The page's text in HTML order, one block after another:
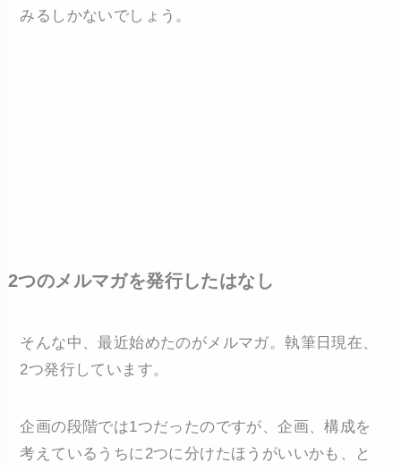
みるしかないでしょう。
2つのメルマガを発行したはなし
そんな中、最近始めたのがメルマガ。執筆日現在、
2つ発行しています。
企画の段階では1つだったのですが、企画、構成を
考えているうちに2つに分けたほうがいいかも、と